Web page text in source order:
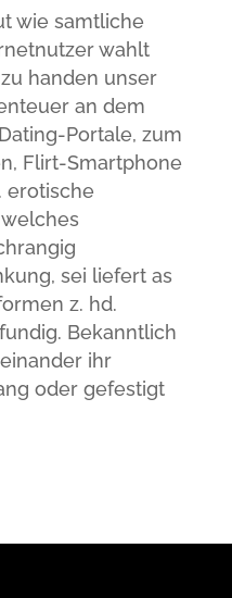
wie samtliche
wahlt
handen unser
an dem
Portale, zum
Flirt-Smartphone
erotische
sei liefert as
z. hd.
Bekanntlich
ihr
oder gefestigt